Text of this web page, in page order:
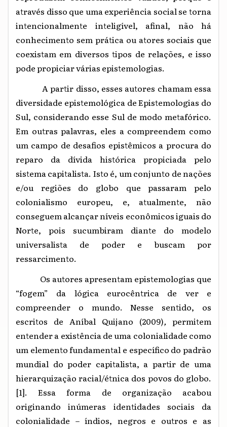
através disso que uma experiência social se torna
intencionalmente inteligível, afinal, não há
conhecimento sem prática ou atores sociais que
coexistam em diversos tipos de relações, e isso
pode propiciar várias epistemologias.
A partir disso, esses autores chamam essa
diversidade epistemológica de Epistemologias do
Sul, considerando esse Sul de modo metafórico.
Em outras palavras, eles a compreendem como
um campo de desafios epistêmicos a procura do
reparo da dívida histórica propiciada pelo
sistema capitalista. Isto é, um conjunto de nações
e/ou regiões do globo que passaram pelo
colonialismo europeu, e, atualmente, não
conseguem alcançar níveis econômicos iguais do
Norte, pois sucumbiram diante do modelo
universalista de poder e buscam por
ressarcimento.
Os autores apresentam epistemologias que
“fogem” da lógica eurocêntrica de ver e
compreender o mundo. Nesse sentido, os
escritos de Aníbal Quijano (2009), permitem
entender a existência de uma colonialidade como
um elemento fundamental e específico do padrão
mundial do poder capitalista, a partir de uma
hierarquização racial/étnica dos povos do globo.
[1]. Essa forma de organização acabou
originando inúmeras identidades sociais da
colonialidade – índios, negros e outros e as